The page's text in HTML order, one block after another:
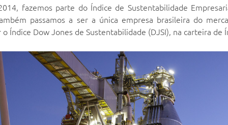
fazemos parte do Índice de Sustentabilidade
passamos a ser a única empresa brasileira do
Índice Dow Jones de Sustentabilidade (DJSI), na carteira de